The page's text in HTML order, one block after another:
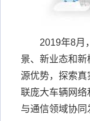
2019年8月，
景、新业态和
源优势，探索
联庞大车辆网
与通信领域协同